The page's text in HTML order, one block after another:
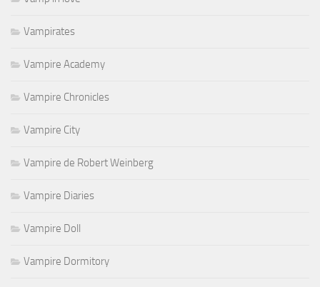
Vampirates
Vampire Academy
Vampire Chronicles
Vampire City
Vampire de Robert Weinberg
Vampire Diaries
Vampire Doll
Vampire Dormitory